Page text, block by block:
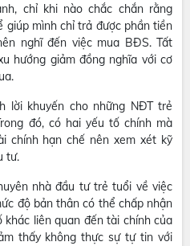
chỉ khi nào chắc chắn rằng
giúp mình chỉ trả được phần tiền
nghĩ đến việc mua BĐS. Tất
hướng giảm đồng nghĩa với cơ
lời khuyến cho những NĐT trẻ
đó, có hai yếu tố chính mà
chính hạn chế nên xem xét kỹ
tư.
nhà đầu tư trẻ tuổi về việc
độ bản thân có thể chấp nhận
liên quan đến tài chính của
thấy không thực sự tự tin với